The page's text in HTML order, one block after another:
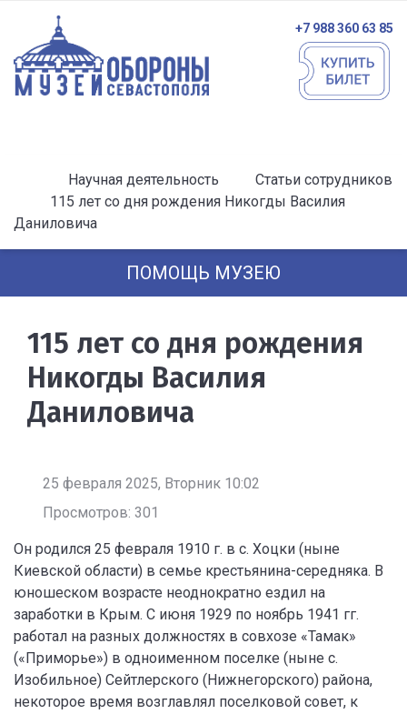
+7 988 360 63 85
Научная деятельность
Статьи сотрудников
115 лет со дня рождения Никогды Василия
Даниловича
ПОМОЩЬ МУЗЕЮ
115 лет со дня рождения
Никогды Василия
Даниловича
25 февраля 2025, Вторник 10:02
Просмотров: 301
Он родился 25 февраля 1910 г. в с. Хоцки (ныне
Киевской области) в семье крестьянина-середняка. В
юношеском возрасте неоднократно ездил на
заработки в Крым. С июня 1929 по ноябрь 1941 гг.
работал на разных должностях в совхозе «Тамак»
(«Приморье») в одноименном поселке (ныне с.
Изобильное) Сейтлерского (Нижнегорского) района,
некоторое время возглавлял поселковой совет, к